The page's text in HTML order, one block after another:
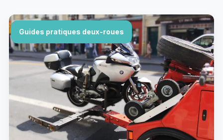
Guides pratiques deux-roues